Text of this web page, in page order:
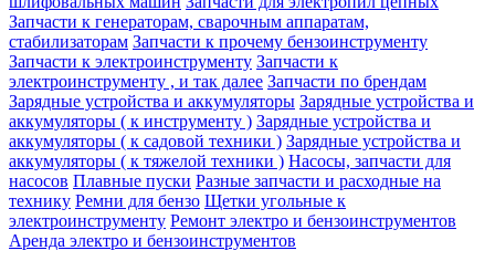
Запчасти к генераторам, сварочным аппаратам,
стабилизаторам Запчасти к прочему бензоинструменту
Запчасти к электроинструменту Запчасти к
электроинструменту , и так далее Запчасти по брендам
Зарядные устройства и аккумуляторы Зарядные устройства и
аккумуляторы ( к инструменту ) Зарядные устройства и
аккумуляторы ( к садовой техники ) Зарядные устройства и
аккумуляторы ( к тяжелой техники ) Насосы, запчасти для
насосов Плавные пуски Разные запчасти и расходные на
технику Ремни для бензо Щетки угольные к
электроинструменту Ремонт электро и бензоинструментов
Аренда электро и бензоинструментов